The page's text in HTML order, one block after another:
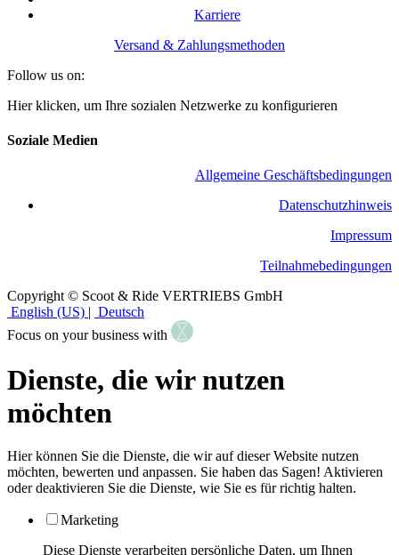
Karriere
Versand & Zahlungsmethoden
Follow us on:
Hier klicken, um Ihre sozialen Netzwerke zu konfigurieren
Soziale Medien
Allgemeine Geschäftsbedingungen
​Datenschutzhinweis
Impressum
Teilnahmebedingungen
Copyright © Scoot & Ride VERTRIEBS GmbH
English (US)
Deutsch
Focus on your business with
Dienste, die wir nutzen
möchten
Hier können Sie die Dienste, die wir auf dieser Website nutzen
möchten, bewerten und anpassen. Sie haben das Sagen! Aktivieren
oder deaktivieren Sie die Dienste, wie Sie es für richtig halten.
Marketing
Diese Dienste verarbeiten persönliche Daten, um Ihnen